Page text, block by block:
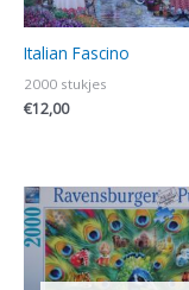
Italian Fascino
2000 stukjes
€12,00